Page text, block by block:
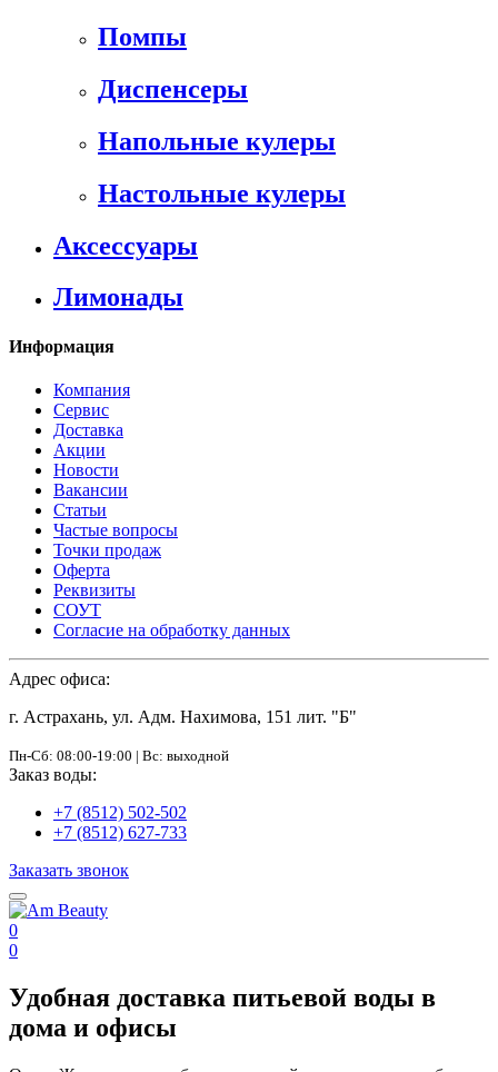
Помпы
Диспенсеры
Напольные кулеры
Настольные кулеры
Аксессуары
Лимонады
Информация
Компания
Сервис
Доставка
Акции
Новости
Вакансии
Статьи
Частые вопросы
Точки продаж
Оферта
Реквизиты
СОУТ
Согласие на обработку данных
Адрес офиса:
г. Астрахань, ул. Адм. Нахимова, 151 лит. "Б"
Пн-Сб: 08:00-19:00 | Вс: выходной
Заказ воды:
+7 (8512) 502-502
+7 (8512) 627-733
Заказать звонок
0
0
Удобная доставка питьевой воды в
дома и офисы